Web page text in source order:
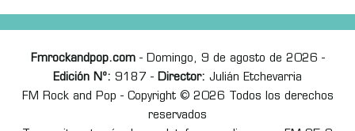
Fmrockandpop.com- Domingo, 9 de agosto de 2026 -
Edición Nº: 9187 - Director: Julián Etchevarria
FM Rock and Pop - Copyright © 2026 Todos los derechos
reservados